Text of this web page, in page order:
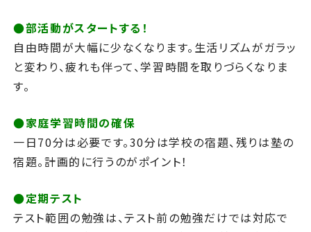
●部活動がスタートする！
自由時間が大幅に少なくなります。生活リズムがガラッ
と変わり、疲れも伴って、学習時間を取りづらくなりま
す。
●家庭学習時間の確保
一日70分は必要です。30分は学校の宿題、残りは塾の
宿題。計画的に行うのがポイント！
●定期テスト
テスト範囲の勉強は、テスト前の勉強だけでは対応で